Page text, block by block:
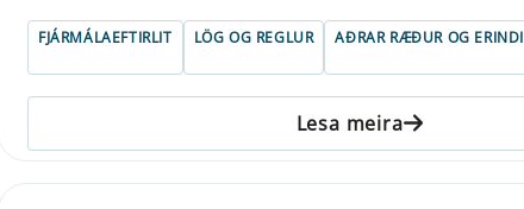
FJÁRMÁLAEFTIRLIT LÖG OG REGLUR AÐRAR RÆÐUR OG ERINDI
Lesa meira